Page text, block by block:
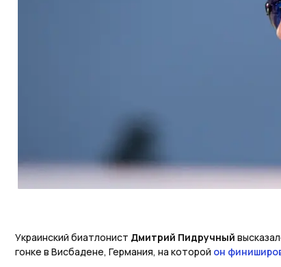
Украинский биатлонист Дмитрий Пидручный
гонке в Висбадене, Германия, на которой он